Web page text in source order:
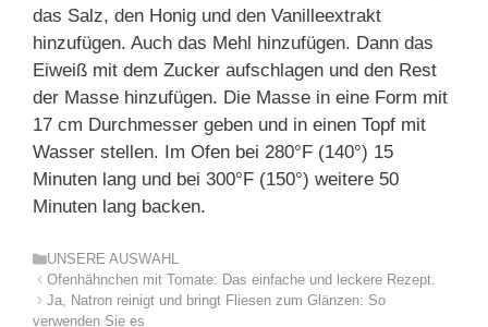
das Salz, den Honig und den Vanilleextrakt
hinzufügen. Auch das Mehl hinzufügen. Dann das
Eiweiß mit dem Zucker aufschlagen und den Rest
der Masse hinzufügen. Die Masse in eine Form mit
17 cm Durchmesser geben und in einen Topf mit
Wasser stellen. Im Ofen bei 280°F (140°) 15
Minuten lang und bei 300°F (150°) weitere 50
Minuten lang backen.
Kategorien
UNSERE AUSWAHL
Ofenhähnchen mit Tomate: Das einfache und leckere Rezept.
Ja, Natron reinigt und bringt Fliesen zum Glänzen: So
verwenden Sie es